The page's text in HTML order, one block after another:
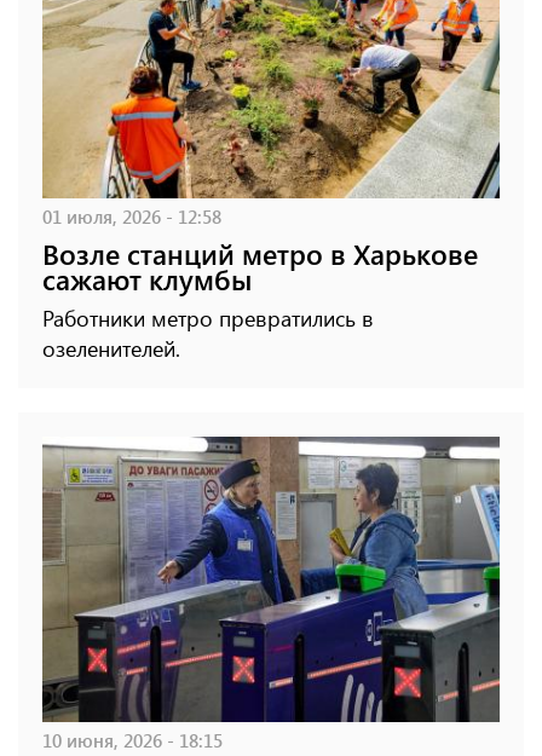
01 июля, 2026 - 12:58
Возле станций метро в Харькове
сажают клумбы
Работники метро превратились в
озеленителей.
10 июня, 2026 - 18:15